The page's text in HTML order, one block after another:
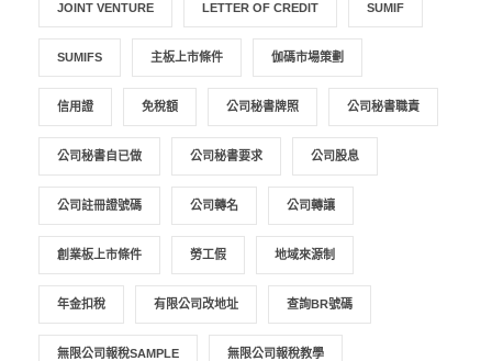
JOINT VENTURE LETTER OF CREDIT SUMIF
SUMIFS 主板上市條件 伽碼市場策劃
信用證 免稅額 公司秘書牌照 公司秘書職責
公司秘書自已做 公司秘書要求 公司股息
公司註冊證號碼 公司轉名 公司轉讓
創業板上市條件 勞工假 地域來源制
年金扣稅 有限公司改地址 查詢BR號碼
無限公司報稅SAMPLE 無限公司報稅教學